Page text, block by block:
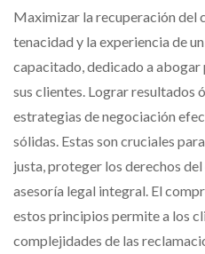
Maximizar la recuperación del
tenacidad y la experiencia de
capacitado, dedicado a
sus clientes. Lograr resultados
estrategias de negociación
sólidas. Estas son cruciales
justa, proteger los derechos
asesoría legal integral. El
estos principios permite a los
complejidades de las